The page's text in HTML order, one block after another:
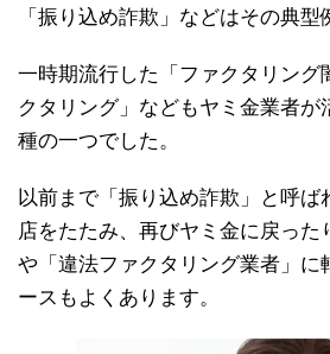
「振り込め詐欺」などはその典型
一時期流行した「ファクタリング
クタリング」などもヤミ金業者が
種の一つでした。
以前まで「振り込め詐欺」と呼ば
店をたたみ、再びヤミ金に戻った
や「違法ファクタリング業者」に
ースもよくあります。